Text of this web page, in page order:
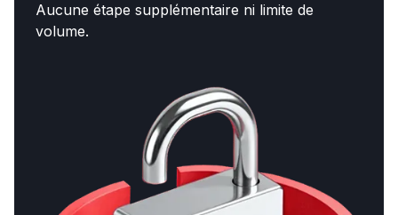
Aucune étape supplémentaire ni limite de
volume.